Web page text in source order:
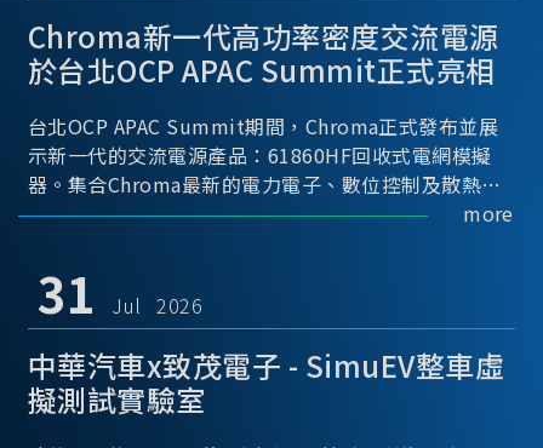
Chroma新一代高功率密度交流電源
於台北OCP APAC Summit正式亮相
台北OCP APAC Summit期間，Chroma正式發布並展
示新一代的交流電源產品：61860HF回收式電網模擬
器。集合Chroma最新的電力電子、數位控制及散熱技
術，實現5U高度具備最大60kVA功率輸出能力，為業界
more
31 Jul 2026
中華汽車x致茂電子 - SimuEV整車虛
擬測試實驗室